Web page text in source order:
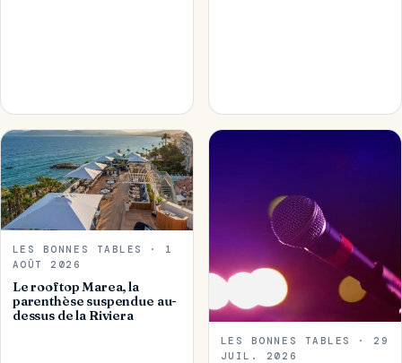
LES BONNES TABLES · 1
AOÛT 2026
Le rooftop Marea, la
parenthèse suspendue au-
dessus de la Riviera
LES BONNES TABLES · 29
JUIL. 2026